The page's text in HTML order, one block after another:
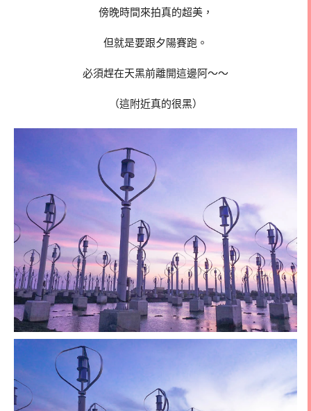
傍晚時間來拍真的超美，
但就是要跟夕陽賽跑。
必須趕在天黑前離開這邊阿～～
（這附近真的很黑）